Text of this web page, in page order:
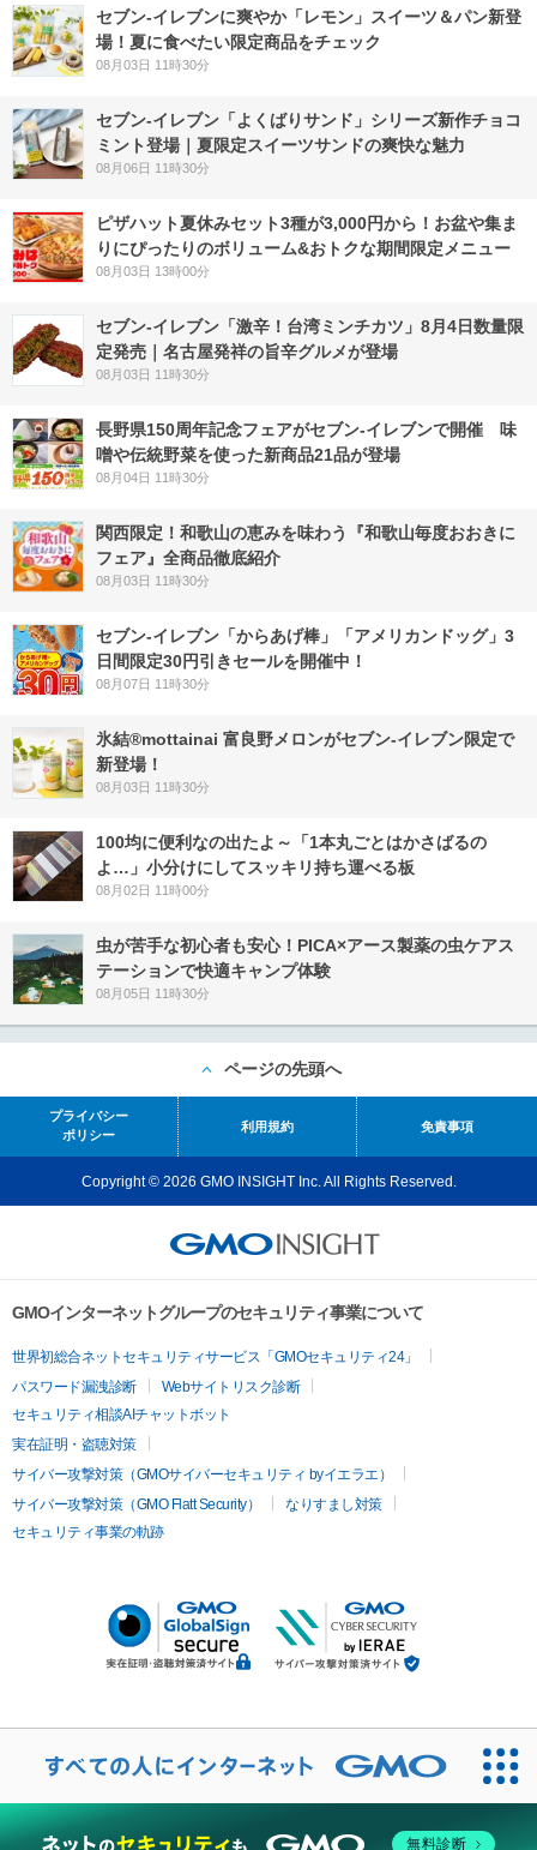
セブン‐イレブンに爽やか「レモン」スイーツ＆パン新登
場！夏に食べたい限定商品をチェック
08月03日 11時30分
セブン‐イレブン「よくばりサンド」シリーズ新作チョコ
ミント登場｜夏限定スイーツサンドの爽快な魅力
08月06日 11時30分
ピザハット夏休みセット3種が3,000円から！お盆や集ま
りにぴったりのボリューム&おトクな期間限定メニュー
08月03日 13時00分
セブン-イレブン「激辛！台湾ミンチカツ」8月4日数量限
定発売｜名古屋発祥の旨辛グルメが登場
08月03日 11時30分
長野県150周年記念フェアがセブン-イレブンで開催 味
噌や伝統野菜を使った新商品21品が登場
08月04日 11時30分
関西限定！和歌山の恵みを味わう『和歌山毎度おおきに
フェア』全商品徹底紹介
08月03日 11時30分
セブン‐イレブン「からあげ棒」「アメリカンドッグ」3
日間限定30円引きセールを開催中！
08月07日 11時30分
氷結®mottainai 富良野メロンがセブン‐イレブン限定で
新登場！
08月03日 11時30分
100均に便利なの出たよ～「1本丸ごとはかさばるの
よ…」小分けにしてスッキリ持ち運べる板
08月02日 11時00分
虫が苦手な初心者も安心！PICA×アース製薬の虫ケアス
テーションで快適キャンプ体験
08月05日 11時30分
ページの先頭へ
プライバシー
ポリシー
利用規約 免責事項
Copyright © 2026 GMO INSIGHT Inc. All Rights Reserved.
GMOインターネットグループのセキュリティ事業について
世界初総合ネットセキュリティサービス「GMOセキュリティ24」
パスワード漏洩診断
Webサイトリスク診断
セキュリティ相談AIチャットボット
実在証明・盗聴対策
サイバー攻撃対策（GMOサイバーセキュリティ byイエラエ）
サイバー攻撃対策（GMO Flatt Security）
なりすまし対策
セキュリティ事業の軌跡
無料診断